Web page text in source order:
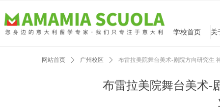
学校首页
布雷拉美院舞台美术-
网站首页 ꄲ 广州校区 ꄲ 布雷拉美院舞台美术-剧院方向研究生